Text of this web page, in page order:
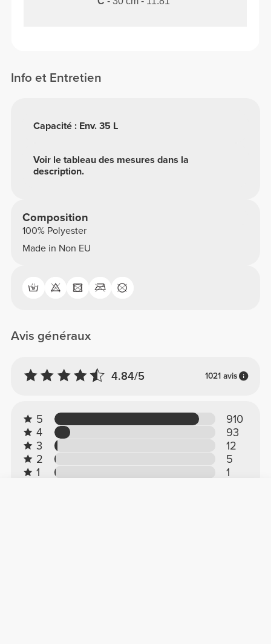
Info et Entretien
Voir le tableau des mesures dans la
description.
Capacité : Env. 35 L
Composition
100% Polyester
Made in Non EU
Avis généraux
4.84/5 1021 avis
5
910
4
93
3
12
2
5
1
1